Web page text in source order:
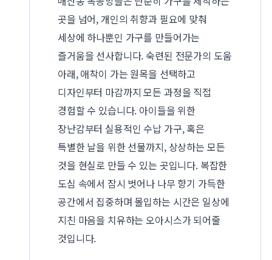
곳을 넘어, 개인의 취향과 필요에 맞춰
세상에 하나뿐인 가구를 만들어가는
즐거움을 선사합니다. 숙련된 전문가의 도움
아래, 애착이 가는 원목을 선택하고
디자인부터 마감까지 모든 과정을 직접
경험할 수 있습니다. 아이들을 위한
장난감부터 실용적인 수납 가구, 혹은
특별한 날을 위한 선물까지, 상상하는 모든
것을 현실로 만들 수 있는 곳입니다. 복잡한
도심 속에서 잠시 벗어나 나무 향기 가득한
공간에서 집중하며 몰입하는 시간은 일상에
지친 마음을 치유하는 오아시스가 되어줄
것입니다.